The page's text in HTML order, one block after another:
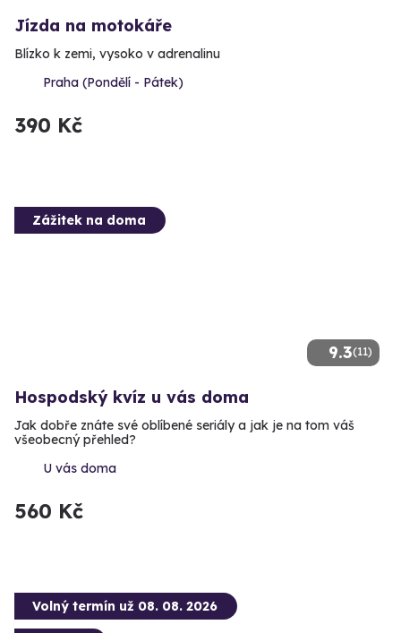
Jízda na motokáře
Blízko k zemi, vysoko v adrenalinu
Praha (Pondělí - Pátek)
390 Kč
9.3(11)
Zážitek na doma
Hospodský kvíz u vás doma
Jak dobře znáte své oblíbené seriály a jak je na tom váš
všeobecný přehled?
U vás doma
560 Kč
Volný termín už 08. 08. 2026